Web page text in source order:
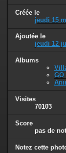
Créée le
jeudi 15
Ajoutée le
jeudi 12
Albums
GO
Visites
70103
Score
pas de
Notez cette